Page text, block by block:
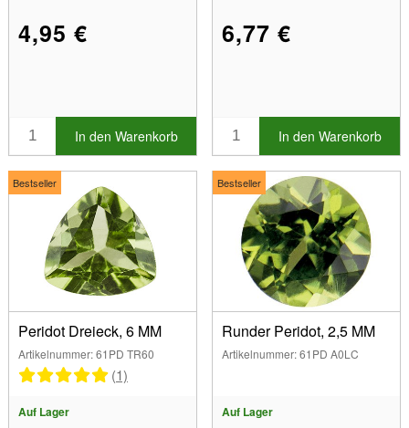
4,95 €
In den Warenkorb
6,77 €
In den Warenkorb
Bestseller
Peridot Dreieck, 6 MM
Artikelnummer: 61PD TR60
(1)
Auf Lager
Bestseller
Runder Peridot, 2,5 MM
Artikelnummer: 61PD A0LC
Auf Lager